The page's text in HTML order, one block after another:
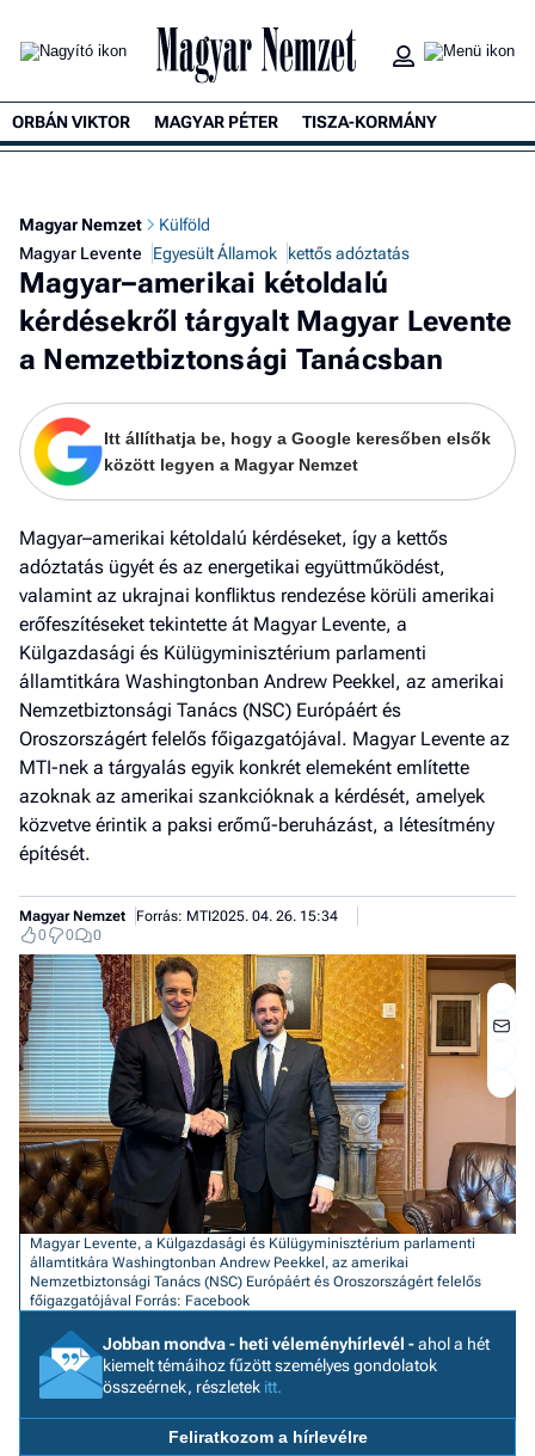
- heti
a
ORBÁN VIKTOR MAGYAR PÉTER TISZA-KORMÁNY
Magyar Nemzet
Külföld
Magyar Levente
Egyesült Államok kettős adóztatás
Magyar–amerikai kétoldalú
kérdésekről tárgyalt Magyar Levente
a Nemzetbiztonsági Tanácsban
Itt állíthatja be, hogy a Google keresőben elsők
között legyen a Magyar Nemzet
Magyar–amerikai kétoldalú kérdéseket, így a kettős
adóztatás ügyét és az energetikai együttműködést,
valamint az ukrajnai konfliktus rendezése körüli amerikai
erőfeszítéseket tekintette át Magyar Levente, a
Külgazdasági és Külügyminisztérium parlamenti
államtitkára Washingtonban Andrew Peekkel, az amerikai
Nemzetbiztonsági Tanács (NSC) Európáért és
Oroszországért felelős főigazgatójával. Magyar Levente az
MTI-nek a tárgyalás egyik konkrét elemeként említette
azoknak az amerikai szankcióknak a kérdését, amelyek
közvetve érintik a paksi erőmű-beruházást, a létesítmény
építését.
Magyar Nemzet Forrás: MTI2025. 04. 26. 15:34
0
0 0
Magyar Levente, a Külgazdasági és Külügyminisztérium parlamenti
államtitkára Washingtonban Andrew Peekkel, az amerikai
Nemzetbiztonsági Tanács (NSC) Európáért és Oroszországért felelős
főigazgatójával Forrás: Facebook
Jobban mondva - heti véleményhírlevél -ahol a hét
kiemelt témáihoz fűzött személyes gondolatok
összeérnek, részletek itt.
Feliratkozom a hírlevélre